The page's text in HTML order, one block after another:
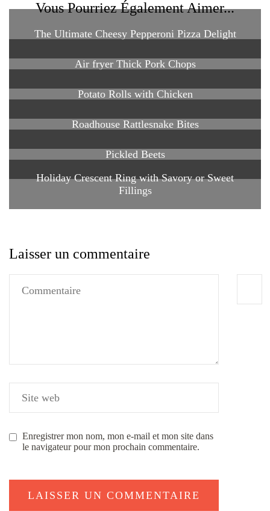
Vous Pourriez Également Aimer...
The Ultimate Cheesy Pepperoni Pizza Delight
Air fryer Thick Pork Chops
Potato Rolls with Chicken
Roadhouse Rattlesnake Bites
Pickled Beets
Holiday Crescent Ring with Savory or Sweet
Fillings
Laisser un commentaire
Enregistrer mon nom, mon e-mail et mon site dans
le navigateur pour mon prochain commentaire.